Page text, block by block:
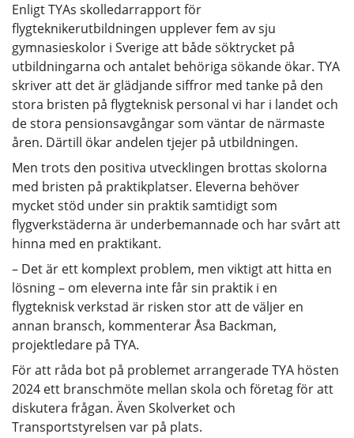
Enligt TYAs skolledarrapport för
flygteknikerutbildningen upplever fem av sju
gymnasieskolor i Sverige att både söktrycket på
utbildningarna och antalet behöriga sökande ökar. TYA
skriver att det är glädjande siffror med tanke på den
stora bristen på flygteknisk personal vi har i landet och
de stora pensionsavgångar som väntar de närmaste
åren. Därtill ökar andelen tjejer på utbildningen.
Men trots den positiva utvecklingen brottas skolorna
med bristen på praktikplatser. Eleverna behöver
mycket stöd under sin praktik samtidigt som
flygverkstäderna är underbemannade och har svårt att
hinna med en praktikant.
– Det är ett komplext problem, men viktigt att hitta en
lösning – om eleverna inte får sin praktik i en
flygteknisk verkstad är risken stor att de väljer en
annan bransch, kommenterar Åsa Backman,
projektledare på TYA.
För att råda bot på problemet arrangerade TYA hösten
2024 ett branschmöte mellan skola och företag för att
diskutera frågan. Även Skolverket och
Transportstyrelsen var på plats.